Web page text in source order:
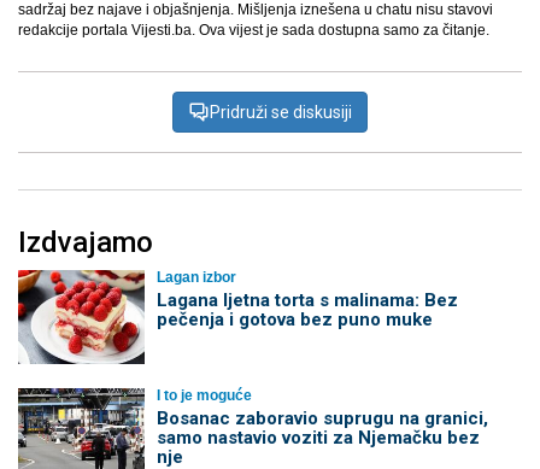
sadržaj bez najave i objašnjenja. Mišljenja iznešena u chatu nisu stavovi
redakcije portala Vijesti.ba. Ova vijest je sada dostupna samo za čitanje.
Pridruži se diskusiji
Izdvajamo
Lagan izbor
Lagana ljetna torta s malinama: Bez
pečenja i gotova bez puno muke
I to je moguće
Bosanac zaboravio suprugu na granici,
samo nastavio voziti za Njemačku bez
nje